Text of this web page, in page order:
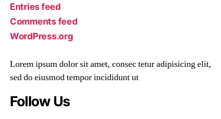
Entries feed
Comments feed
WordPress.org
Lorem ipsum dolor sit amet, consec tetur adipisicing elit,
sed do eiusmod tempor incididunt ut
Follow Us